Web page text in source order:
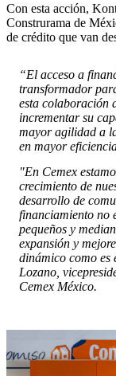
Con esta acción,
Construrama de
de crédito que van
“El acceso a
transformador
esta colaboración
incrementar su
mayor agilidad a
en mayor
"En Cemex
crecimiento de
desarrollo de
financiamiento no
pequeños y
expansión y
dinámico como es
Lozano,
Cemex México.